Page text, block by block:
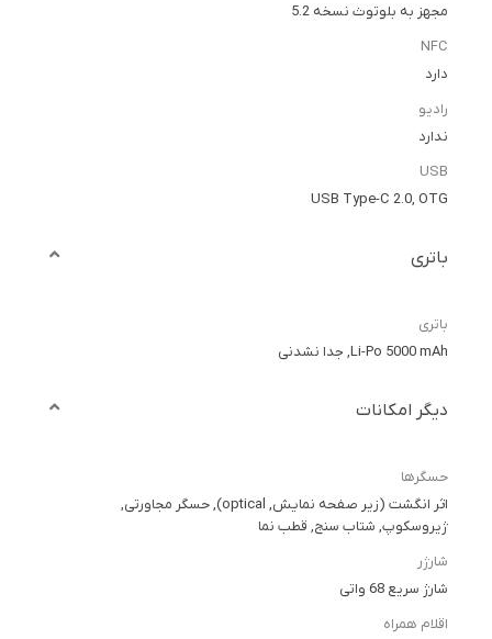
مجهز به بلوتوث نسخه 5.2
NFC
دارد
رادیو
ندارد
USB
USB Type-C 2.0, OTG
باتری
باتری
Li-Po 5000 mAh, جدا نشدنی
دیگر امکانات
حسگرها
اثر انگشت (زیر صفحه نمایش, optical), حسگر مجاورتی,
ژیروسکوپ, شتاب سنج, قطب نما
شارژر
شارژ سریع 68 واتی
اقلام همراه